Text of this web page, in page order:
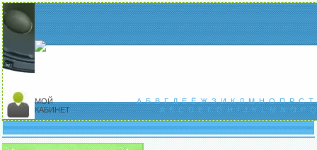
МОЙ
КАБИНЕТ
А Б В Г Д Е Ё Ж З И К Л М Н О П Р С Т
A B C D E F G H I J K L M N O P Q